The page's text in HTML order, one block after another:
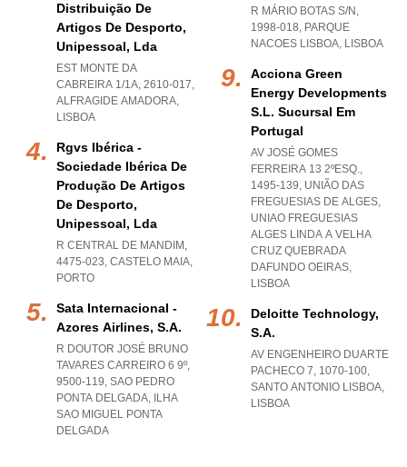
Distribuição De
Artigos De Desporto,
Unipessoal, Lda
EST MONTE DA
CABREIRA 1/1A, 2610-017,
ALFRAGIDE AMADORA,
LISBOA
Rgvs Ibérica -
Sociedade Ibérica De
Produção De Artigos
De Desporto,
Unipessoal, Lda
R CENTRAL DE MANDIM,
4475-023, CASTELO MAIA,
PORTO
Sata Internacional -
Azores Airlines, S.a.
R DOUTOR JOSÉ BRUNO
TAVARES CARREIRO 6 9º,
9500-119, SAO PEDRO
PONTA DELGADA, ILHA
SAO MIGUEL PONTA
DELGADA
R MÁRIO BOTAS S/N,
1998-018, PARQUE
NACOES LISBOA, LISBOA
Acciona Green
Energy Developments
S.l. Sucursal Em
Portugal
AV JOSÉ GOMES
FERREIRA 13 2ºESQ.,
1495-139, UNIÃO DAS
FREGUESIAS DE ALGES,
UNIAO FREGUESIAS
ALGES LINDA A VELHA
CRUZ QUEBRADA
DAFUNDO OEIRAS,
LISBOA
Deloitte Technology,
S.a.
AV ENGENHEIRO DUARTE
PACHECO 7, 1070-100,
SANTO ANTONIO LISBOA,
LISBOA